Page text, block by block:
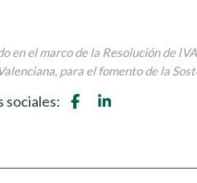
en el marco de la Resolución de
para el fomento de la
sociales: